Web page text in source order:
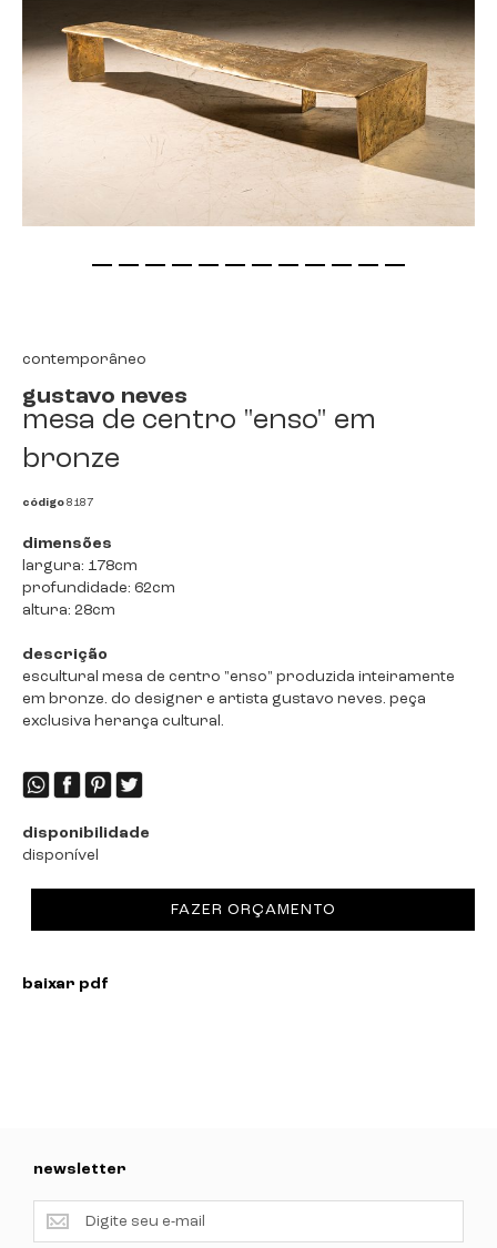
início
galeria
de
imagens
contemporâneo
gustavo neves
mesa de centro "enso" em
bronze
código 8187
dimensões
largura: 178cm
profundidade: 62cm
altura: 28cm
descrição
escultural mesa de centro "enso" produzida inteiramente
em bronze. do designer e artista gustavo neves. peça
exclusiva herança cultural.
disponibilidade
disponível
FAZER ORÇAMENTO
baixar pdf
newsletter
newsletter